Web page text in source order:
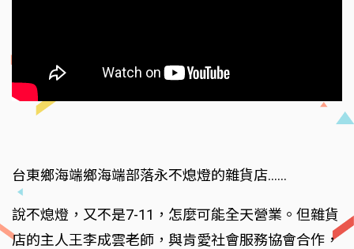
台東鄉海端鄉海端部落永不熄燈的雜貨店……
說不熄燈，又不是7-11，怎麼可能全天營業。但雜貨
店的主人王李成雲老師，與肯愛社會服務協會合作，